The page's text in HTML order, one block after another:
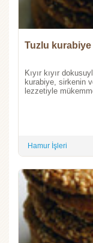
Tuzlu kurabiye
Kıyır kıyır
kurabiye, sirkenin
lezzetiyle
Hamur İşleri